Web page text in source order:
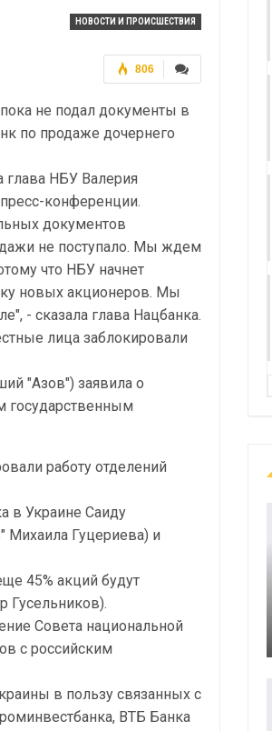
НОВОСТИ И ПРОИСШЕСТВИЯ
806
не подал документы в
по продаже дочернего
глава НБУ Валерия
конференции.
документов
не поступало. Мы ждем
что НБУ начнет
новых акционеров. Мы
- сказала глава Нацбанка.
лица заблокировали
"Азов") заявила о
государственным
работу отделений
в Украине Саиду
Михаила Гуцериева) и
45% акций будут
Гусельников).
Совета национальной
с российским
в пользу связанных с
ВТБ Банка